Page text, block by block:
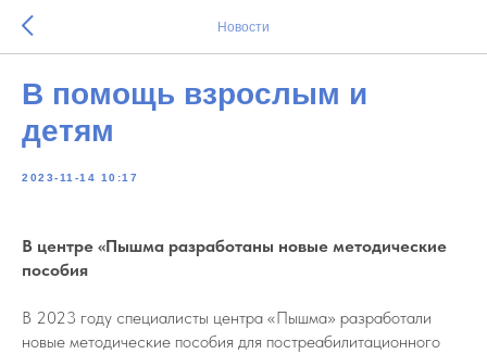
Новости
В помощь взрослым и
детям
2023-11-14 10:17
В центре «Пышма разработаны новые методические
пособия
В 2023 году специалисты центра «Пышма» разработали
новые методические пособия для постреабилитационного